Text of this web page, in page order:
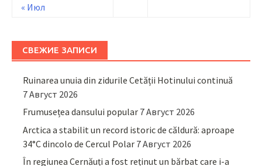
« Июл
СВЕЖИЕ ЗАПИСИ
Ruinarea unuia din zidurile Cetății Hotinului continuă
7 Август 2026
Frumusețea dansului popular 7 Август 2026
Arctica a stabilit un record istoric de căldură: aproape
34°C dincolo de Cercul Polar 7 Август 2026
În regiunea Cernăuți a fost reținut un bărbat care i-a